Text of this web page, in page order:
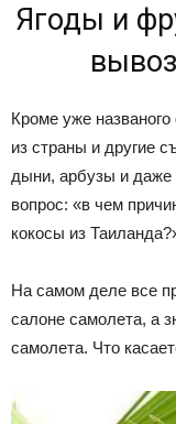
Ягоды и
Кроме уже
из страны и другие
дыни, арбузы и даже
вопрос: «в чем
кокосы из
На самом деле все
салоне самолета, а
самолета. Что